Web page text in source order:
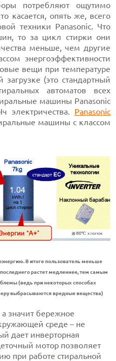
потребляют ощутимо
касается, опять же, всего
техники Panasonic. Что
то за цикл стирки они
меньше, чем другие
энергоэффективности
вещи при температуре
(это стандартный
автоматов всех
машины Panasonic
электричества. Panasonic
машины с классом
В итоге пользователь меньше
последнего растет медленнее, тем самым
(ведь при некоторых способах
выбрасываются вредные вещества)
значит бережное
среде – не
дает инверторная
мотор позволяет
при работе стиральной